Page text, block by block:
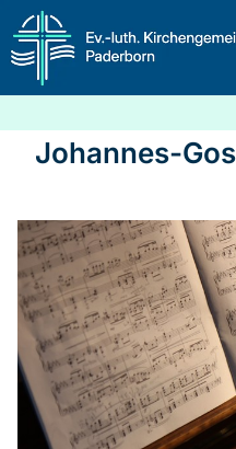
Johannes-